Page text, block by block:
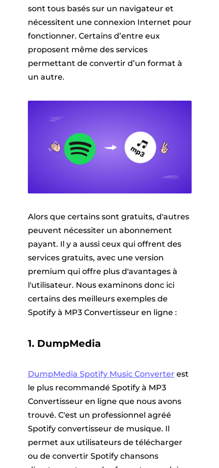
sont tous basés sur un navigateur et
nécessitent une connexion Internet pour
fonctionner. Certains d’entre eux
proposent même des services
permettant de convertir d’un format à
un autre.
Alors que certains sont gratuits, d'autres
peuvent nécessiter un abonnement
payant. Il y a aussi ceux qui offrent des
services gratuits, avec une version
premium qui offre plus d'avantages à
l'utilisateur. Nous examinons donc ici
certains des meilleurs exemples de
Spotify à MP3 Convertisseur en ligne :
1. DumpMedia
DumpMedia Spotify Music Converter est
le plus recommandé Spotify à MP3
Convertisseur en ligne que nous avons
trouvé. C'est un professionnel agréé
Spotify convertisseur de musique. Il
permet aux utilisateurs de télécharger
ou de convertir Spotify chansons